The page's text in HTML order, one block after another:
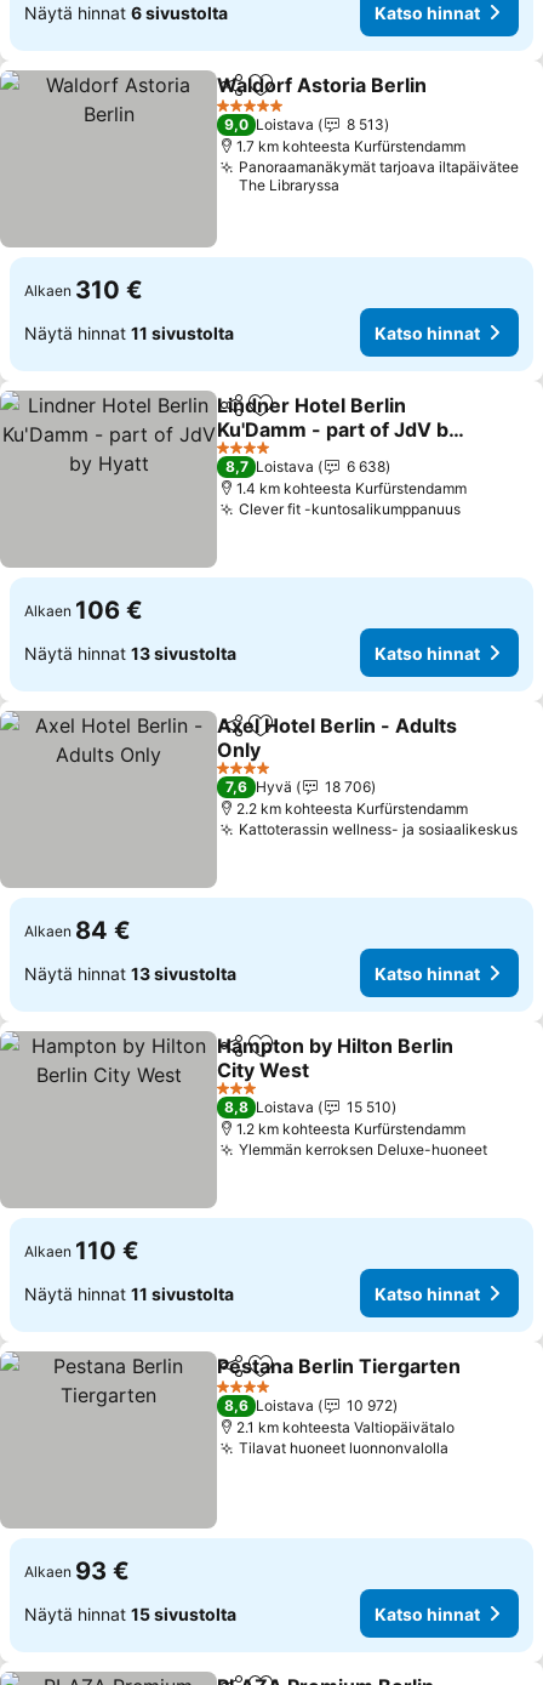
Näytä hinnat 6 sivustolta Katso hinnat
Jaa Lisää suosikkeihin
Waldorf Astoria Berlin
5 Tähtiluokitus
9,0 Loistava
8 513
1.7 km kohteesta Kurfürstendamm
Panoraamanäkymät tarjoava iltapäivätee
The Libraryssa
Alkaen 310 €
Näytä hinnat 11 sivustolta Katso hinnat
Jaa Lisää suosikkeihin
Lindner Hotel Berlin
Ku'Damm - part of JdV by
Hyatt
Katso hinnat
4 Tähtiluokitus
8,7 Loistava
6 638
1.4 km kohteesta Kurfürstendamm
Clever fit -kuntosalikumppanuusKatso
Alkaen 106 €
Näytä hinnat 13 sivustolta Katso hinnat
Jaa Lisää suosikkeihin
Axel Hotel Berlin - Adults
Only
Katso hinnat
4 Tähtiluokitus
7,6 Hyvä
18 706
2.2 km kohteesta Kurfürstendamm
Kattoterassin wellness- ja sosiaalikeskus
Alkaen 84 €
Näytä hinnat 13 sivustolta Katso hinnat
Jaa Lisää suosikkeihin
Hampton by Hilton Berlin
City West
Katso hinnat
3 Tähtiluokitus
8,8 Loistava
15 510
1.2 km kohteesta Kurfürstendamm
Ylemmän kerroksen Deluxe-huoneet
Alkaen 110 €
Näytä hinnat 11 sivustolta Katso hinnat
Jaa Lisää suosikkeihin
Pestana Berlin Tiergarten
4 Tähtiluokitus
8,6 Loistava
10 972
2.1 km kohteesta Valtiopäivätalo
Tilavat huoneet luonnonvalolla
Alkaen 93 €
Näytä hinnat 15 sivustolta Katso hinnat